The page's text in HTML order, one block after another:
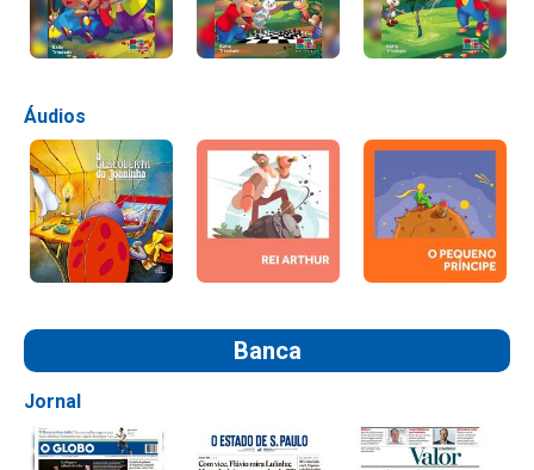
Áudios
Banca
Jornal